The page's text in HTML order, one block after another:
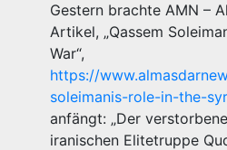
Gestern brachte AMN –
Artikel, „Qassem
War“,
https://
soleimanis-role-in-the-
anfängt: „Der
iranischen Elitetruppe